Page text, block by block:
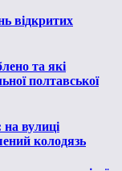
відкритих
та які
полтавської
вулиці
колодязь